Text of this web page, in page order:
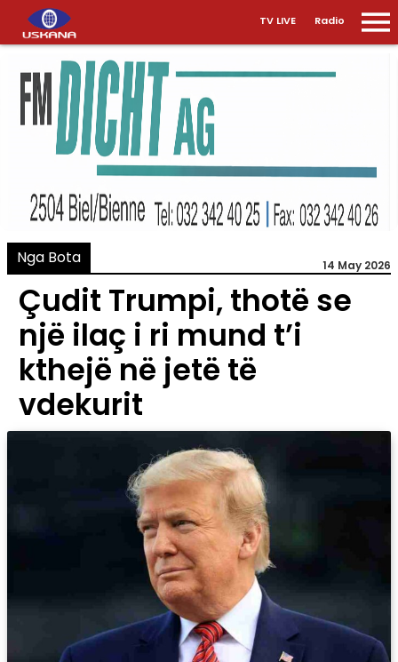
TV LIVE Radio
Nga Bota 14 May 2026
Çudit Trumpi, thotë se
një ilaç i ri mund t’i
kthejë në jetë të
vdekurit